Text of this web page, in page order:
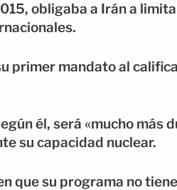
obligaba a Irán a
primer mandato al
él, será «mucho más
su capacidad nuclear.
que su programa no